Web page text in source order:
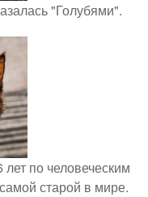
"Голубями".
по человеческим
старой в мире.